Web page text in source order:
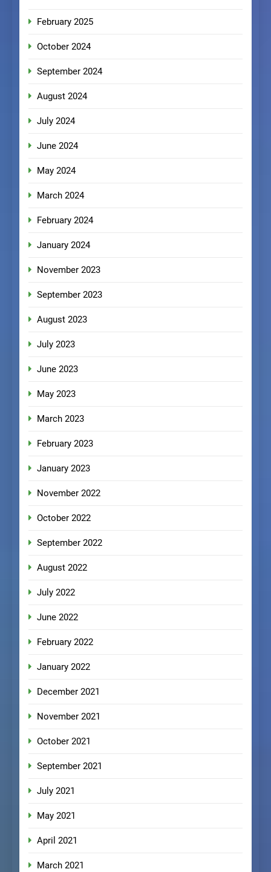
February 2025
October 2024
September 2024
August 2024
July 2024
June 2024
May 2024
March 2024
February 2024
January 2024
November 2023
September 2023
August 2023
July 2023
June 2023
May 2023
March 2023
February 2023
January 2023
November 2022
October 2022
September 2022
August 2022
July 2022
June 2022
February 2022
January 2022
December 2021
November 2021
October 2021
September 2021
July 2021
May 2021
April 2021
March 2021